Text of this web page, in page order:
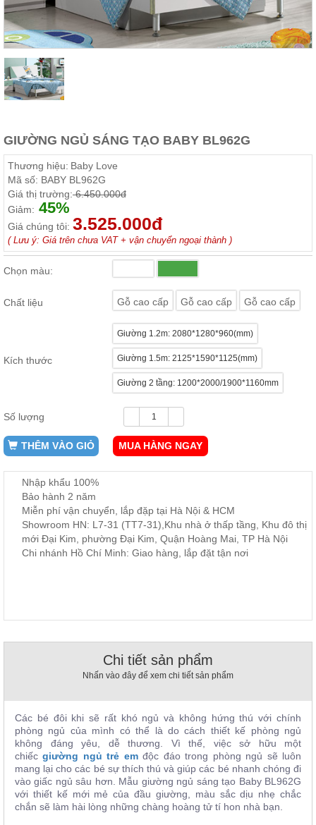
Thất
Phòng
Khách
rượu,
Bàn
trà...
Thất
Phòng
Ngủ
Giường
ngủ, tủ
áo, bàn
trang
điểm
Nội
Thất
Ăn
kệ
bếp
Công,
Vườn
Phụ
Cây
, đồ
Nhà
Hàng
Thất
Hàng
GIƯỜNG NGỦ SÁNG TẠO BABY BL962G
Thương hiệu: Baby Love
Mã số: BABY BL962G
Giá thị trường:6.450.000đ
Giảm: 45%
Giá chúng tôi: 3.525.000đ
( Lưu ý: Giá trên chưa VAT + vận chuyển ngoại thành )
Chọn màu:
Chất liệu Gỗ cao cấp Gỗ cao cấp Gỗ cao cấp
Kích thước
Giường 1.2m: 2080*1280*960(mm)
Giường 1.5m: 2125*1590*1125(mm)
Giường 2 tầng: 1200*2000/1900*1160mm
Số lượng
THÊM VÀO GIỎ MUA HÀNG NGAY
Nhập khẩu 100%
Bảo hành 2 năm
Miễn phí vận chuyển, lắp đặp tại Hà Nội & HCM
Showroom HN: L7-31 (TT7-31),Khu nhà ở thấp tầng, Khu đô thị
mới Đại Kim, phường Đại Kim, Quận Hoàng Mai, TP Hà Nội
Chi nhánh Hồ Chí Minh: Giao hàng, lắp đặt tận nơi
Chi tiết sản phẩm
Nhấn vào đây để xem chi tiết sản phẩm
Các bé đôi khi sẽ rất khó ngủ và không hứng thú với chính
phòng ngủ của mình có thể là do cách thiết kế phòng ngủ
không đáng yêu, dễ thương. Vì thế, việc sở hữu một
chiếcgiường ngủ trẻ emđộc đáo trong phòng ngủ sẽ luôn
mang lại cho các bé sự thích thú và giúp các bé nhanh chóng đi
vào giấc ngủ sâu hơn. Mẫu giường ngủ sáng tạo Baby BL962G
với thiết kế mới mẻ của đầu giường, màu sắc dịu nhẹ chắc
chắn sẽ làm hài lòng những chàng hoàng tử tí hon nhà bạn.